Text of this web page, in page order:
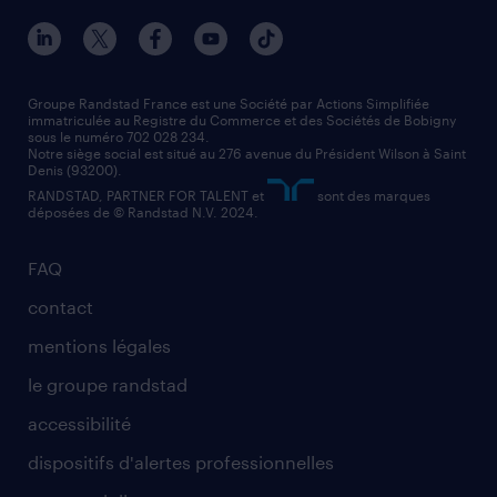
manutentionnaire
assistant administratif
comptable
contact entreprise
faq intérim / recrutement
nos agences par ville
nos agences par région
nos cabinets de recrutement
FAQ
contact
mentions légales
le groupe randstad
accessibilité
dispositifs d'alertes professionnelles
Groupe Randstad France est une Société par Actions Simplifiée
immatriculée au Registre du Commerce et des Sociétés de Bobigny
sous le numéro 702 028 234.
Notre siège social est situé au 276 avenue du Président Wilson à Saint
Denis (93200).
RANDSTAD, PARTNER FOR TALENT et
sont des marques
déposées de © Randstad N.V. 2024.